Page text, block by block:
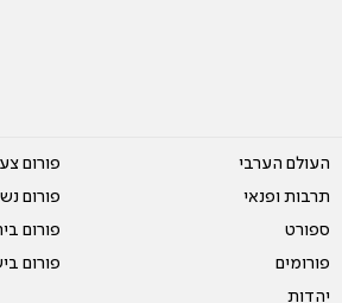
העולם הערבי
תרבות ופנאי
ספורט
פורומים
יהדות
פורום
פורום
פורום
פורום